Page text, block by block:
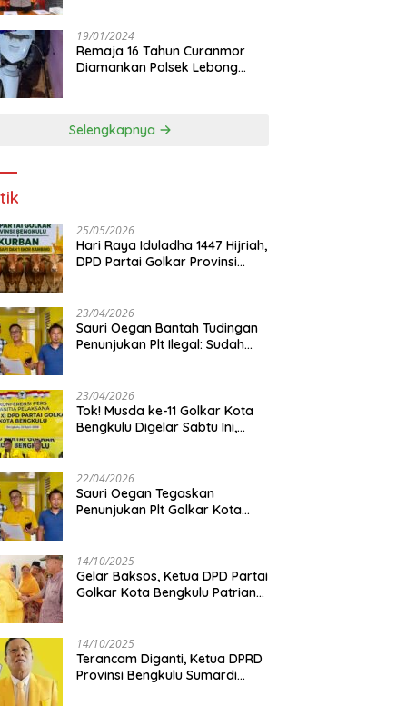
19/01/2024
Remaja 16 Tahun Curanmor
Diamankan Polsek Lebong
Selengkapnya
25/05/2026
Hari Raya Iduladha 1447 Hijriah,
DPD Partai Golkar Provinsi
23/04/2026
Sauri Oegan Bantah Tudingan
Penunjukan Plt Ilegal: Sudah
23/04/2026
‎Tok! Musda ke-11 Golkar Kota
Bengkulu Digelar Sabtu Ini,
22/04/2026
Sauri Oegan Tegaskan
Penunjukan Plt Golkar Kota
14/10/2025
‎Gelar Baksos, Ketua DPD Partai
Golkar Kota Bengkulu Patriana
14/10/2025
Terancam Diganti, Ketua DPRD
Provinsi Bengkulu Sumardi